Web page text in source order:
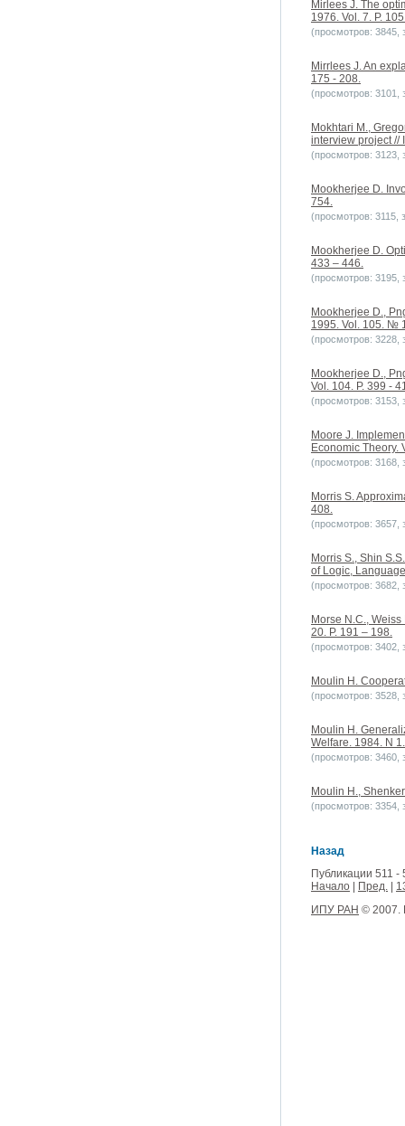
Mirlees J. The
1976. Vol. 7. P.
(просмотров: 3845,
Mirrlees J. An
175 - 208.
(просмотров: 3101,
Mokhtari M.,
interview project //
(просмотров: 3123,
Mookherjee D.
754.
(просмотров: 3115,
Mookherjee D.
433 – 446.
(просмотров: 3195,
Mookherjee D.,
1995. Vol. 105. №
(просмотров: 3228,
Mookherjee D.,
Vol. 104. P. 399 -
(просмотров: 3153,
Moore J.
Economic Theory.
(просмотров: 3168,
Morris S.
408.
(просмотров: 3657,
Morris S., Shin
of Logic,
(просмотров: 3682,
Morse N.C.,
20. P. 191 – 198.
(просмотров: 3402,
Moulin H.
(просмотров: 3528,
Moulin H.
Welfare. 1984. N
(просмотров: 3460,
Moulin H.,
(просмотров: 3354,
Назад
Публикации 511 -
Начало
Пред.
ИПУ РАН © 2007.